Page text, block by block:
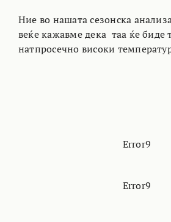
Ние во нашата сезонска
веќе кажавме дека таа ќе биде
натпросечно високи
Error9
Error9